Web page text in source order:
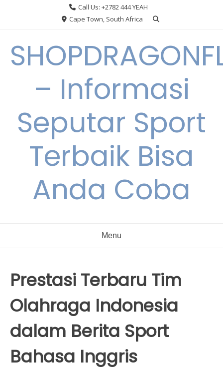
Call Us: +2782 444 YEAH
Cape Town, South Africa
– Informasi
Seputar Sport
Terbaik Bisa
Anda Coba
Menu
Prestasi Terbaru Tim
Olahraga Indonesia
dalam Berita Sport
Bahasa Inggris